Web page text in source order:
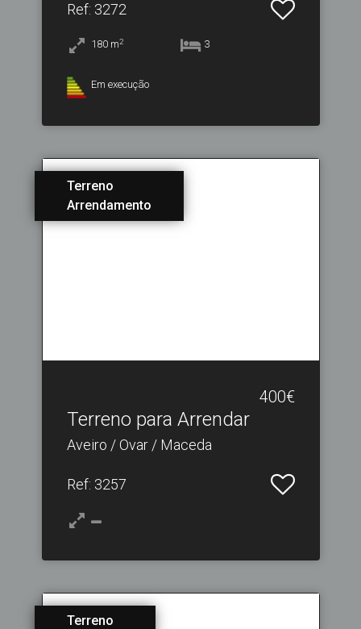
Ref: 3272
180 m2 3
Em execução
Terreno
Arrendamento
400€
Terreno para Arrendar
Aveiro / Ovar / Maceda
Ref: 3257
Terreno